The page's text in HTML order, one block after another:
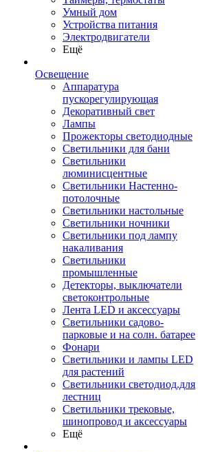
Умный дом
Устройства питания
Электродвигатели
Ещё
Освещение
Аппаратура
пускорегулирующая
Декоративный свет
Лампы
Прожекторы светодиодные
Светильники для бани
Светильники
люминисцентные
Светильники Настенно-
потолочные
Светильники настольные
Светильники ночники
Светильники под лампу
накаливания
Светильники
промышленные
Детекторы, выключатели
светоконтрольные
Лента LED и аксессуары
Светильники садово-
парковые и на солн. батарее
Фонари
Светильники и лампы LED
для растений
Светильники светодиод.для
лестниц
Светильники трековые,
шинопровод и аксессуары
Ещё